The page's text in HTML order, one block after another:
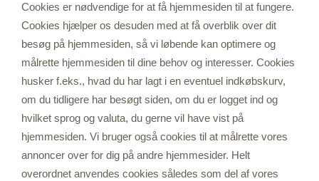
Cookies er nødvendige for at få hjemmesiden til at fungere.
Cookies hjælper os desuden med at få overblik over dit
besøg på hjemmesiden, så vi løbende kan optimere og
målrette hjemmesiden til dine behov og interesser. Cookies
husker f.eks., hvad du har lagt i en eventuel indkøbskurv,
om du tidligere har besøgt siden, om du er logget ind og
hvilket sprog og valuta, du gerne vil have vist på
hjemmesiden. Vi bruger også cookies til at målrette vores
annoncer over for dig på andre hjemmesider. Helt
overordnet anvendes cookies således som del af vores